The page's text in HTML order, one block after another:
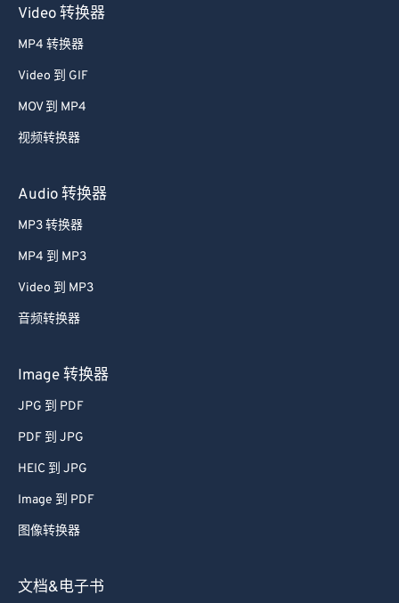
Video 转换器
MP4 转换器
Video 到 GIF
MOV 到 MP4
视频转换器
Audio 转换器
MP3 转换器
MP4 到 MP3
Video 到 MP3
音频转换器
Image 转换器
JPG 到 PDF
PDF 到 JPG
HEIC 到 JPG
Image 到 PDF
图像转换器
文档&电子书